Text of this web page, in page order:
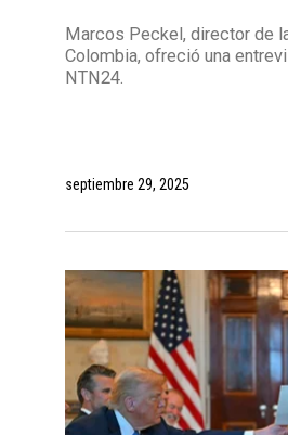
Marcos Peckel, director de
Colombia, ofreció una
NTN24.
septiembre 29, 2025